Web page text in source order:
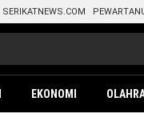
SERIKATNEWS.COM
EKONOMI